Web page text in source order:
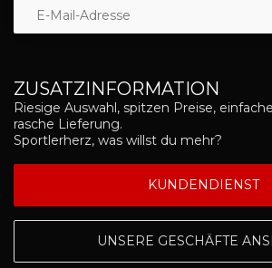
ZUSATZINFORMATION
Riesige Auswahl, spitzen Preise,
rasche Lieferung.
Sportlerherz, was willst du mehr?
KUNDENDIENST
UNSERE GESCHÄFTE